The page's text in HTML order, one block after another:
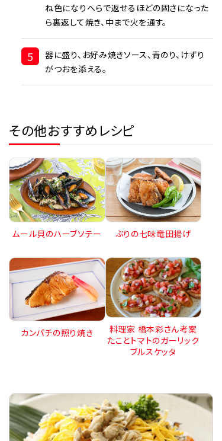
ね色になりへらで返せるほどの固さになった
ら裏返して焼き、中まで火を通す。
5
器に盛り、お好み焼きソース、青のり、けずり
がつおを添える。
その他おすすめレシピ
ムール貝のハーブソテー ぶりの七味竜田揚げ
カンパチの照り焼き
料理家 橋本彩さん考案
たことトマトのガーリック
ブルスケッタ